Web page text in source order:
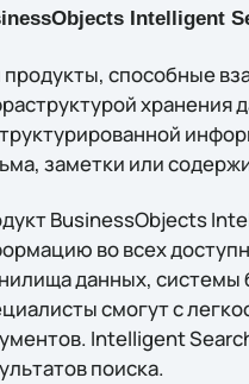
Intelligent
способные
хранения
заметки или
BusinessObjects
во всех
данных, системы
смогут c
Intelligent
поиска.